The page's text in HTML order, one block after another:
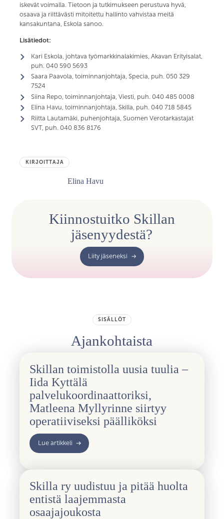
iskevät voimalla. Tietoon ja tutkimukseen perustuva hyvä,
osaava ja riittävästi mitoitettu hallinto vahvistaa meitä
kansakuntana, Eskola sanoo.
Lisätiedot:
Kari Eskola, johtava työmarkkinalakimies, Akavan Erityisalat,
puh. 040 590 5693
Saara Paavola, toiminnanjohtaja, Specia, puh. 050 329
7524
Siina Repo, toiminnanjohtaja, Viesti, puh. 040 485 0008
Elina Havu, toiminnanjohtaja, Skilla, puh. 040 718 5845
Riitta Lautamäki, puhenjohtaja, Suomen Verotarkastajat
SVT, puh. 040 836 8176
KIRJOITTAJA
Elina Havu
Kiinnostuitko Skillan
jäsenyydestä?
Liity jäseneksi
SISÄLLÖT
Ajankohtaista
Skillan toimistolla uusia tuulia –
Iida Kyttälä
palvelukoordinaattoriksi,
Matleena Myllyrinne siirtyy
operatiiviseksi päälliköksi
Lue artikkeli
Skilla ry uudistuu ja pitää huolta
entistä laajemmasta
osaajajoukosta